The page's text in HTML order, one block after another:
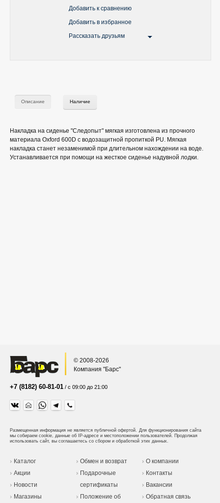
Добавить к сравнению
Добавить в избранное
Рассказать друзьям
Описание Наличие
Накладка на сиденье "Следопыт" мягкая изготовлена из прочного
материала Oxford 600D с водозащитной пропиткой PU. Мягкая
накладка станет незаменимой при длительном нахождении на воде.
Устанавливается при помощи на жесткое сиденье надувной лодки.
© 2008-2026
Компания "Барс"
+7 (8182) 60-81-01 / с 09:00 до 21:00
Размещенная информация не является публичной офертой. Для функционирования сайта
мы собираем cookie, данные об IP-адресе и местоположении пользователей. Продолжая
использовать сайт, вы соглашаетесь со сбором и обработкой этих данных.
Каталог
Акции
Новости
Магазины
Обмен и возврат
Подарочные
сертификаты
Положение об
О компании
Контакты
Вакансии
Обратная связь